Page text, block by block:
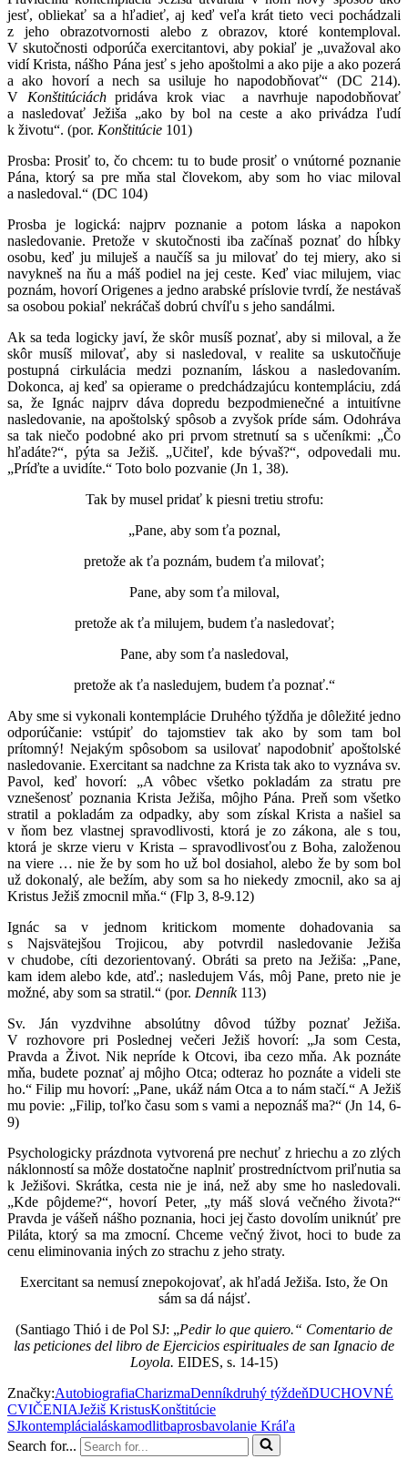
jesť, obliekať sa a hľadieť, aj keď veľa krát tieto veci pochádzali
z jeho obrazotvornosti alebo z obrazov, ktoré kontemploval.
V skutočnosti odporúča exercitantovi, aby pokiaľ je „uvažoval ako
vidí Krista, nášho Pána jesť s jeho apoštolmi a ako pije a ako pozerá
a ako hovorí a nech sa usiluje ho napodobňovať“ (DC 214).
V Konštitúciáchpridáva krok viac a navrhuje napodobňovať
a nasledovať Ježiša „ako by bol na ceste a ako privádza ľudí
k životu“. (por. Konštitúcie 101)
Prosba: Prosiť to, čo chcem: tu to bude prosiť o vnútorné poznanie
Pána, ktorý sa pre mňa stal človekom, aby som ho viac miloval
a nasledoval.“ (DC 104)
Prosba je logická: najprv poznanie a potom láska a napokon
nasledovanie. Pretože v skutočnosti iba začínaš poznať do hĺbky
osobu, keď ju miluješ a naučíš sa ju milovať do tej miery, ako si
navykneš na ňu a máš podiel na jej ceste. Keď viac milujem, viac
poznám, hovorí Origenes a jedno arabské príslovie tvrdí, že nestávaš
sa osobou pokiaľ nekráčaš dobrú chvíľu s jeho sandálmi.
Ak sa teda logicky javí, že skôr musíš poznať, aby si miloval, a že
skôr musíš milovať, aby si nasledoval, v realite sa uskutočňuje
postupná cirkulácia medzi poznaním, láskou a nasledovaním.
Dokonca, aj keď sa opierame o predchádzajúcu kontempláciu, zdá
sa, že Ignác najprv dáva dopredu bezpodmienečné a intuitívne
nasledovanie, na apoštolský spôsob a zvyšok príde sám. Odohráva
sa tak niečo podobné ako pri prvom stretnutí sa s učeníkmi: „Čo
hľadáte?“, pýta sa Ježiš. „Učiteľ, kde bývaš?“, odpovedali mu.
„Príďte a uvidíte.“ Toto bolo pozvanie (Jn 1, 38).
Tak by musel pridať k piesni tretiu strofu:
„Pane, aby som ťa poznal,
pretože ak ťa poznám, budem ťa milovať;
Pane, aby som ťa miloval,
pretože ak ťa milujem, budem ťa nasledovať;
Pane, aby som ťa nasledoval,
pretože ak ťa nasledujem, budem ťa poznať.“
Aby sme si vykonali kontemplácie Druhého týždňa je dôležité jedno
odporúčanie: vstúpiť do tajomstiev tak ako by som tam bol
prítomný! Nejakým spôsobom sa usilovať napodobniť apoštolské
nasledovanie. Exercitant sa nadchne za Krista tak ako to vyznáva sv.
Pavol, keď hovorí: „A vôbec všetko pokladám za stratu pre
vznešenosť poznania Krista Ježiša, môjho Pána. Preň som všetko
stratil a pokladám za odpadky, aby som získal Krista a našiel sa
v ňom bez vlastnej spravodlivosti, ktorá je zo zákona, ale s tou,
ktorá je skrze vieru v Krista – spravodlivosťou z Boha, založenou
na viere … nie že by som ho už bol dosiahol, alebo že by som bol
už dokonalý, ale bežím, aby som sa ho niekedy zmocnil, ako sa aj
Kristus Ježiš zmocnil mňa.“ (Flp 3, 8-9.12)
Ignác sa v jednom kritickom momente dohadovania sa
s Najsvätejšou Trojicou, aby potvrdil nasledovanie Ježiša
v chudobe, cíti dezorientovaný. Obráti sa preto na Ježiša: „Pane,
kam idem alebo kde, atď.; nasledujem Vás, môj Pane, preto nie je
možné, aby som sa stratil.“ (por. Denník113)
Sv. Ján vyzdvihne absolútny dôvod túžby poznať Ježiša.
V rozhovore pri Poslednej večeri Ježiš hovorí: „Ja som Cesta,
Pravda a Život. Nik nepríde k Otcovi, iba cezo mňa. Ak poznáte
mňa, budete poznať aj môjho Otca; odteraz ho poznáte a videli ste
ho.“ Filip mu hovorí: „Pane, ukáž nám Otca a to nám stačí.“ A Ježiš
mu povie: „Filip, toľko času som s vami a nepoznáš ma?“ (Jn 14, 6-
9)
Psychologicky prázdnota vytvorená pre nechuť z hriechu a zo zlých
náklonností sa môže dostatočne naplniť prostredníctvom priľnutia sa
k Ježišovi. Skrátka, cesta nie je iná, než aby sme ho nasledovali.
„Kde pôjdeme?“, hovorí Peter, „ty máš slová večného života?“
Pravda je vášeň nášho poznania, hoci jej často dovolím uniknúť pre
Piláta, ktorý sa ma zmocní. Chceme večný život, hoci to bude za
cenu eliminovania iných zo strachu z jeho straty.
Exercitant sa nemusí znepokojovať, ak hľadá Ježiša. Isto, že On
sám sa dá nájsť.
(Santiago Thió i de Pol SJ: „Pedir lo que quiero.“ Comentario de
las peticiones del libro de Ejercicios espirituales de san Ignacio de
Loyola. EIDES, s. 14-15)
Značky:AutobiografiaCharizmaDenníkdruhý týždeňDUCHOVNÉ
CVIČENIAJežiš KristusKonštitúcie
SJkontemplácialáskamodlitbaprosbavolanie Kráľa
Search for...